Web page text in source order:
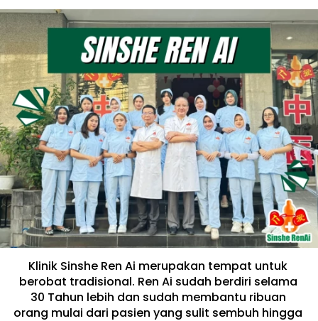
Klinik Sinshe Ren Ai merupakan tempat untuk
berobat tradisional. Ren Ai sudah berdiri selama
30 Tahun lebih dan sudah membantu ribuan
orang mulai dari pasien yang sulit sembuh hingga